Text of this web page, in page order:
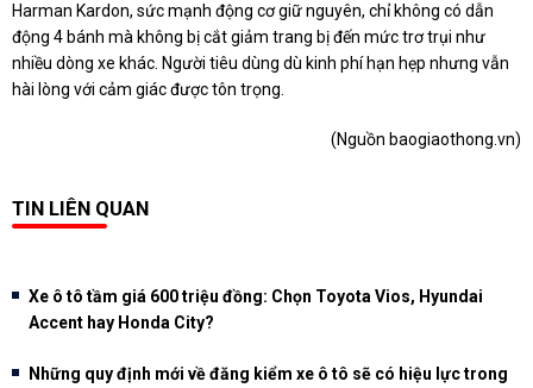
Harman Kardon, sức mạnh động cơ giữ nguyên, chỉ không có dẫn
động 4 bánh mà không bị cắt giảm trang bị đến mức trơ trụi như
nhiều dòng xe khác. Người tiêu dùng dù kinh phí hạn hẹp nhưng vẫn
hài lòng với cảm giác được tôn trọng.
(Nguồn baogiaothong.vn)
TIN LIÊN QUAN
Xe ô tô tầm giá 600 triệu đồng: Chọn Toyota Vios, Hyundai
Accent hay Honda City?
Những quy định mới về đăng kiểm xe ô tô sẽ có hiệu lực trong